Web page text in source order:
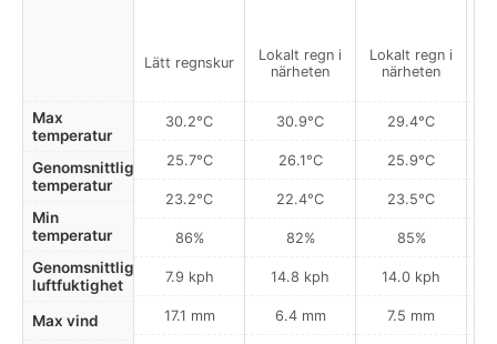
Max
temperatur
Genomsnittlig
temperatur
Min
temperatur
Genomsnittlig
luftfuktighet
Max vind
Lätt regnskur
30.2°C
25.7°C
23.2°C
86%
7.9 kph
17.1 mm
Lokalt regn i
närheten
30.9°C
26.1°C
22.4°C
82%
14.8 kph
6.4 mm
Lokalt regn i
närheten
29.4°C
25.9°C
23.5°C
85%
14.0 kph
7.5 mm